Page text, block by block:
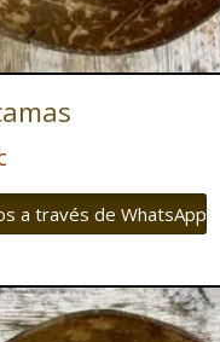
a través de WhatsApp